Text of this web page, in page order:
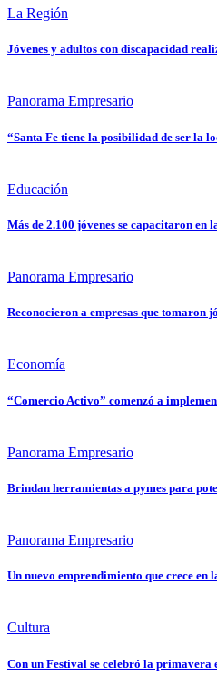
La Región
Jóvenes y adultos con discapacidad
Panorama Empresario
“Santa Fe tiene la posibilidad de ser la
Educación
Más de 2.100 jóvenes se capacitaron en
Panorama Empresario
Reconocieron a empresas que tomaron
Economía
“Comercio Activo” comenzó a
Panorama Empresario
Brindan herramientas a pymes para
Panorama Empresario
Un nuevo emprendimiento que crece en
Cultura
Con un Festival se celebró la primavera